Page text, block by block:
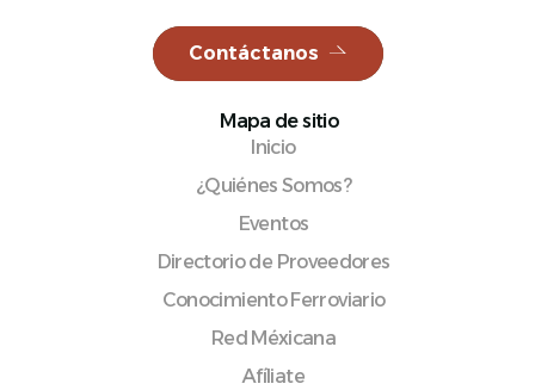
Contáctanos
Mapa de sitio
Inicio
¿Quiénes Somos?
Eventos
Directorio de Proveedores
Conocimiento Ferroviario
Red Méxicana
Afíliate